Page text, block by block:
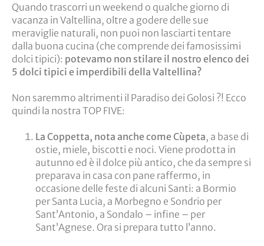
Quando trascorri un weekend o qualche giorno di
vacanza in Valtellina, oltre a godere delle sue
meraviglie naturali, non puoi non lasciarti tentare
dalla buona cucina (che comprende dei famosissimi
dolci tipici): potevamo non stilare il nostro elenco dei
5 dolci tipici e imperdibili della Valtellina?
Non saremmo altrimenti il Paradiso dei Golosi ?! Ecco
quindi la nostra TOP FIVE:
La Coppetta, nota anche come Cùpeta, a base di
ostie, miele, biscotti e noci. Viene prodotta in
autunno ed è il dolce più antico, che da sempre si
preparava in casa con pane raffermo, in
occasione delle feste di alcuni Santi: a Bormio
per Santa Lucia, a Morbegno e Sondrio per
Sant’Antonio, a Sondalo – infine – per
Sant’Agnese. Ora si prepara tutto l’anno.